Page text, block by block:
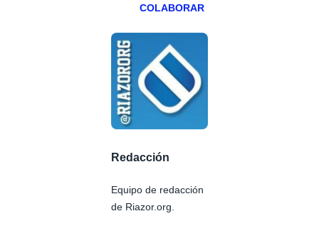
COLABORAR
Redacción
Equipo de redacción
de Riazor.org.